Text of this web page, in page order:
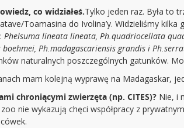
co widziałeś.Tylko jeden raz. Była to
Toamasina do Ivolina’y. Widzieliśmy
Phelsuma lineata lineata, Ph.quadriocellata
Ph.madagascariensis grandis i
naturalnych poszczególnych gatunków.
mam kolejną wyprawę na Madagaskar,
chroniącymi zwierzęta (np. CITES)? Nie, i
nie wykazują chęci współpracy z